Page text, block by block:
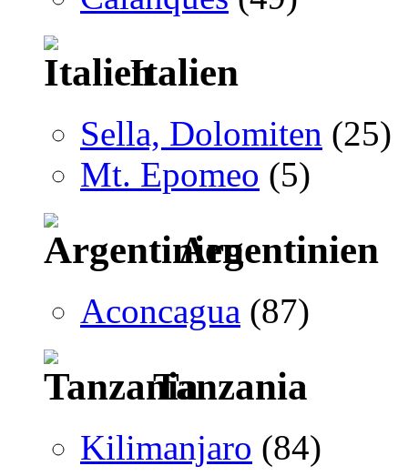
Italien
Sella, Dolomiten (25)
Mt. Epomeo (5)
Argentinien
Aconcagua (87)
Tanzania
Kilimanjaro (84)